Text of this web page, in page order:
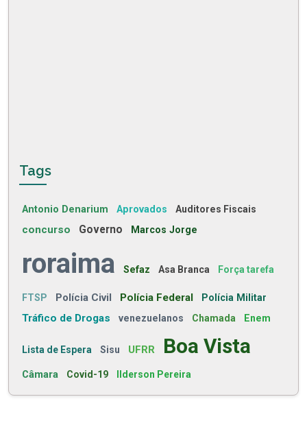
Tags
Antonio Denarium Aprovados Auditores Fiscais
concurso Governo Marcos Jorge
roraima Sefaz Asa Branca Força tarefa
FTSP Polícia Civil Polícia Federal Polícia Militar
Tráfico de Drogas venezuelanos Chamada Enem
Lista de Espera Sisu UFRR Boa Vista
Câmara Covid-19 Ilderson Pereira